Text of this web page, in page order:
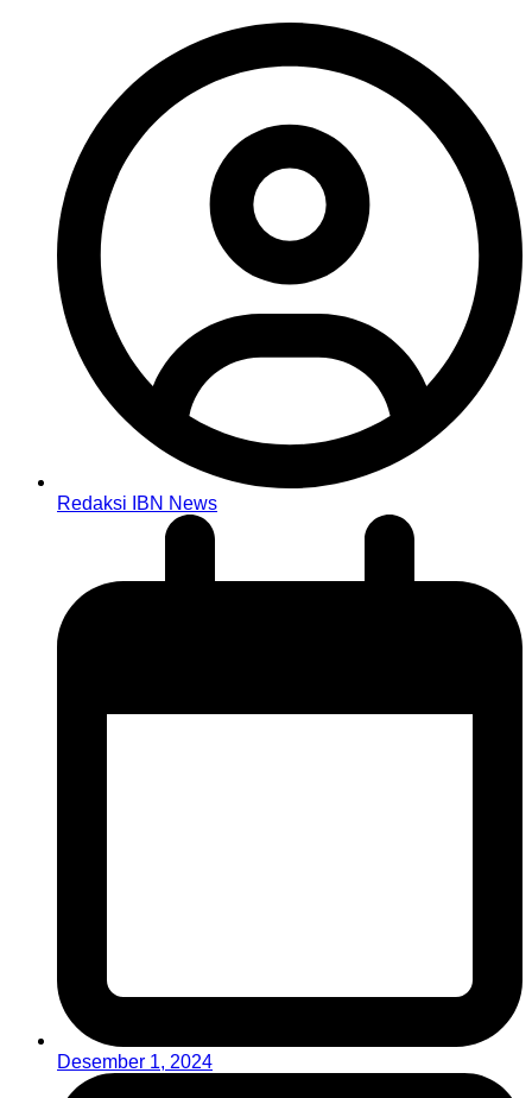
Redaksi IBN News
Desember 1, 2024